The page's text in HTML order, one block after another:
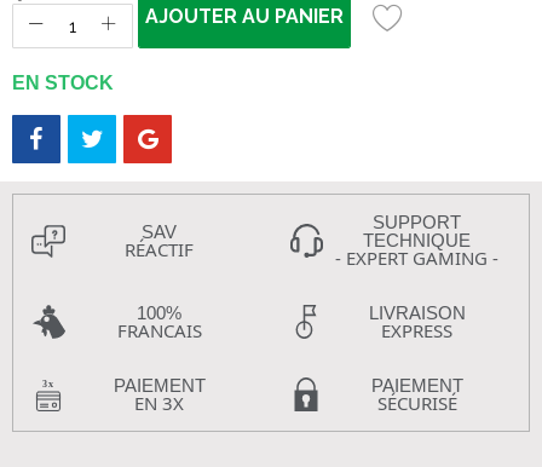
AJOUTER AU PANIER
EN STOCK
SAV
RÉACTIF
SUPPORT
TECHNIQUE
- EXPERT GAMING -
100%
FRANCAIS
LIVRAISON
EXPRESS
PAIEMENT
EN 3X
PAIEMENT
SÉCURISÉ